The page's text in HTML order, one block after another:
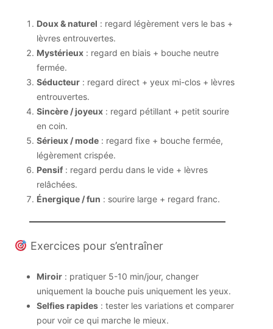
Doux & naturel : regard légèrement vers le bas +
lèvres entrouvertes.
Mystérieux : regard en biais + bouche neutre
fermée.
Séducteur : regard direct + yeux mi-clos + lèvres
entrouvertes.
Sincère / joyeux : regard pétillant + petit sourire
en coin.
Sérieux / mode : regard fixe + bouche fermée,
légèrement crispée.
Pensif : regard perdu dans le vide + lèvres
relâchées.
Énergique / fun : sourire large + regard franc.
Exercices pour s’entraîner
Miroir : pratiquer 5-10 min/jour, changer
uniquement la bouche puis uniquement les yeux.
Selfies rapides : tester les variations et comparer
pour voir ce qui marche le mieux.